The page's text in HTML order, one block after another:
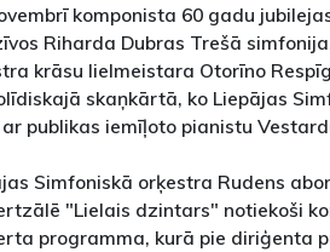
komponista 60 gadu
Riharda Dubras Trešā
krāsu lielmeistara Otorīno
skaņkārtā, ko Liepājas
publikas iemīļoto pianistu
Simfoniskā orķestra Rudens
"Lielais dzintars" notiekoši
programma, kurā pie diriģenta